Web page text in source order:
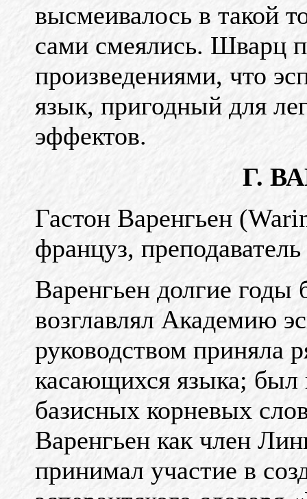
высмеивалось в такой
сами смеялись. Шварц
произведениями, что
язык, пригодный для
эффектов.
Г.
Гастон Варенгьен
француз,
Варенгьен долгие
возглавлял Академию
руководством приняла
касающихся языка;
базисных корневых
Варенгьен как член
принимал участие в